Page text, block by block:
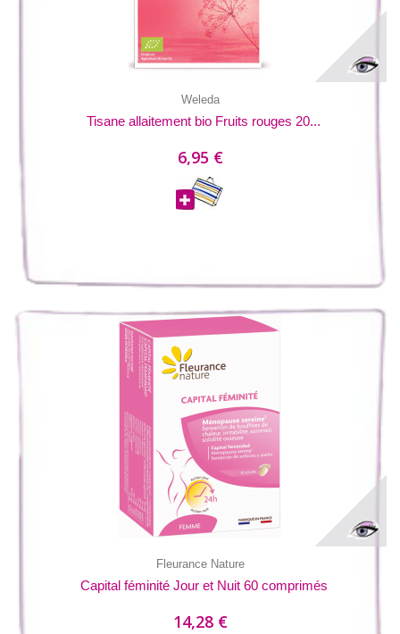
Weleda
Tisane allaitement bio Fruits rouges 20...
6,95 €
Fleurance Nature
Capital féminité Jour et Nuit 60 comprimés
14,28 €